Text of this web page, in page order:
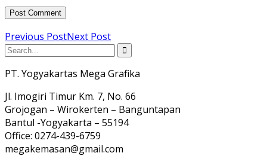
Previous PostNext Post
PT. Yogyakartas Mega Grafika
Jl. Imogiri Timur Km. 7, No. 66
Grojogan – Wirokerten – Banguntapan
Bantul -Yogyakarta – 55194
Office: 0274-439-6759
megakemasan@gmail.com